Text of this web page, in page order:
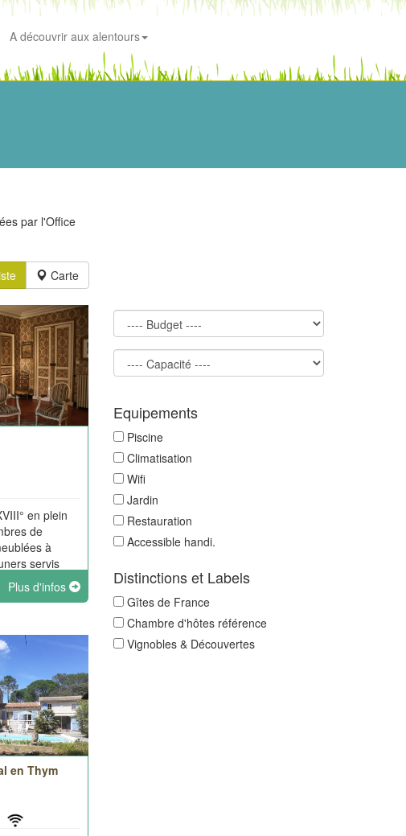
A découvrir aux alentours
par l'Office
Carte
en plein
de
à
servis
de plain-pied
d'intérieur.
Plus d'infos
en Thym
Equipements
Piscine
Climatisation
Wifi
Jardin
Restauration
Accessible handi.
Distinctions et Labels
Gîtes de France
Chambre d'hôtes référence
Vignobles & Découvertes